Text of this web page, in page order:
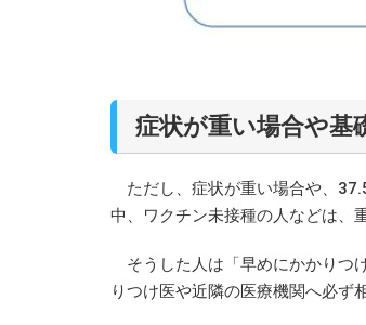
症状が重い場合や基
ただし、症状が重い場合や、
中、ワクチン未接種の人などは、
そうした人は「早めにかかりつ
りつけ医や近隣の医療機関へ必ず